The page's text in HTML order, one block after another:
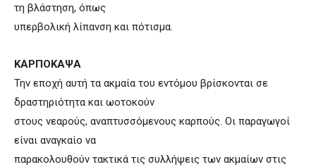
τη βλάστηση, όπως
υπερβολική λίπανση και πότισμα.
ΚΑΡΠΟΚΑΨΑ
Την εποχή αυτή τα ακμαία του εντόμου βρίσκονται σε
δραστηριότητα και ωοτοκούν
στους νεαρούς, αναπτυσσόμενους καρπούς. Οι παραγωγοί
είναι αναγκαίο να
παρακολουθούν τακτικά τις συλλήψεις των ακμαίων στις